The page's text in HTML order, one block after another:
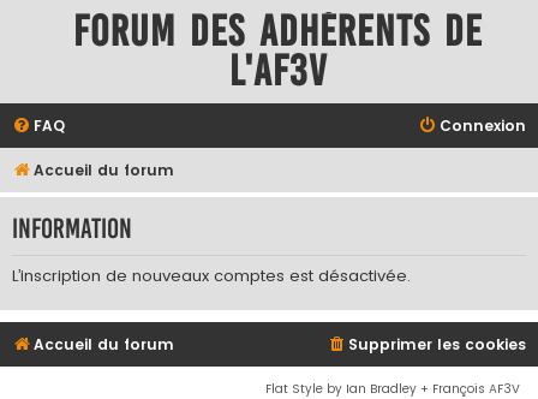
Forum des adhérents de
l'AF3V
FAQ Connexion
Accueil du forum
Information
L’inscription de nouveaux comptes est désactivée.
Accueil du forum Supprimer les cookies
Flat Style by Ian Bradley + François AF3V